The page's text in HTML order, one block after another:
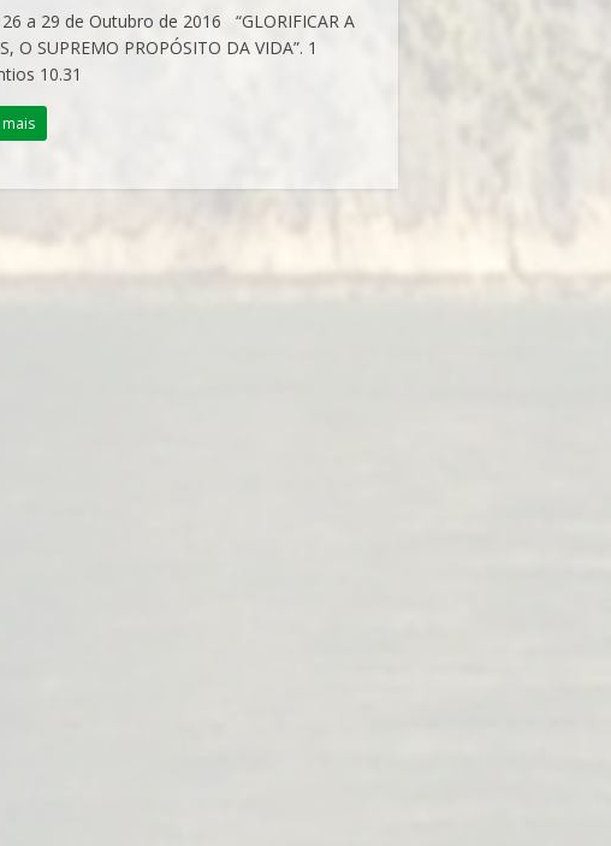
a 29 de Outubro de 2016 “GLORIFICAR A
O SUPREMO PROPÓSITO DA VIDA”. 1
10.31